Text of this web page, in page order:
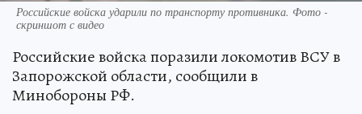
Российские войска ударили по транспорту противника. Фото -
скриншот с видео
Российские войска поразили локомотив ВСУ в
Запорожской области, сообщили в
Минобороны РФ.